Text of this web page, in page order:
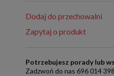
Dodaj do przechowalni
Zapytaj o produkt
Potrzebujesz porady lub
Zadzwoń do nas 696 014 398